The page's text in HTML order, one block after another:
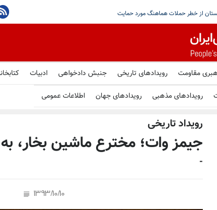
عراقی با حمایت سپاه برای حمله به
مقاومت رویدادهای تاریخی جنبش دادخواهی ادبیات
رویدادهای مذهبی رویدادهای جهان اطلاعات عمومی
رویداد تاریخی
جیمز وات؛ مخترع ماشین بخار، به
-
1393/10/10